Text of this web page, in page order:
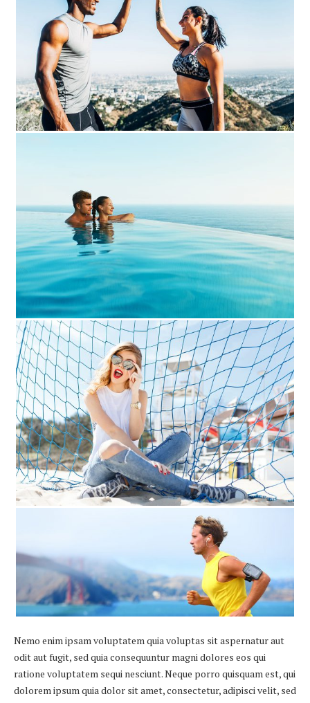
Nemo enim ipsam voluptatem quia voluptas sit aspernatur aut
odit aut fugit, sed quia consequuntur magni dolores eos qui
ratione voluptatem sequi nesciunt. Neque porro quisquam est, qui
dolorem ipsum quia dolor sit amet, consectetur, adipisci velit, sed